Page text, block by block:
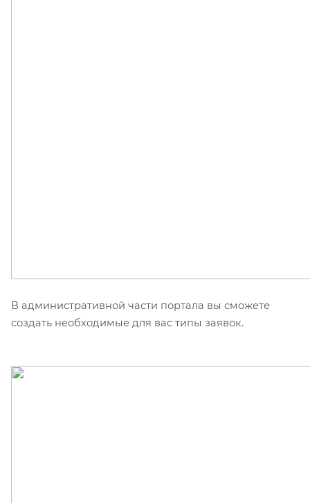
В административной части портала вы сможете
создать необходимые для вас типы заявок.